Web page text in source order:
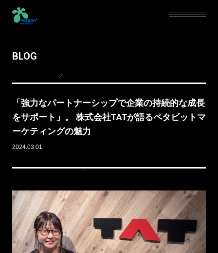
BLOG
「強力なパートナーシップで企業の持続的な成長
をサポート」。 株式会社TATが語るペタビットマ
ーケティングの魅力
2024.03.01
SERVICE
ABOUT
CAREERS
NEWS
BLOG
CONTACT